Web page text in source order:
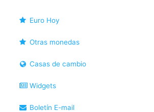
Euro Hoy
Otras monedas
Casas de cambio
Widgets
Boletín E-mail